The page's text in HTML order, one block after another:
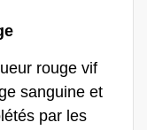
rouge vif
sanguine et
par les